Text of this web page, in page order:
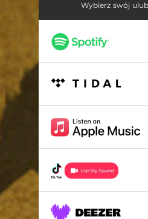
Wybierz swój